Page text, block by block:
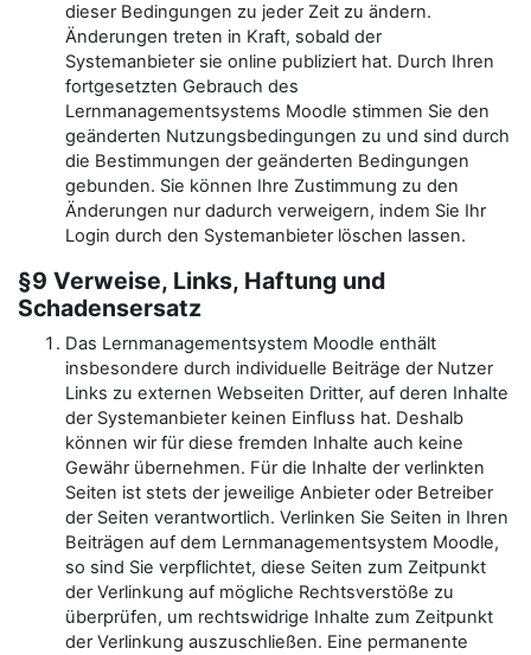
dieser Bedingungen zu jeder Zeit zu ändern.
Änderungen treten in Kraft, sobald der
Systemanbieter sie online publiziert hat. Durch Ihren
fortgesetzten Gebrauch des
Lernmanagementsystems Moodle stimmen Sie den
geänderten Nutzungsbedingungen zu und sind durch
die Bestimmungen der geänderten Bedingungen
gebunden. Sie können Ihre Zustimmung zu den
Änderungen nur dadurch verweigern, indem Sie Ihr
Login durch den Systemanbieter löschen lassen.
§9 Verweise, Links, Haftung und
Schadensersatz
Das Lernmanagementsystem Moodle enthält
insbesondere durch individuelle Beiträge der Nutzer
Links zu externen Webseiten Dritter, auf deren Inhalte
der Systemanbieter keinen Einfluss hat. Deshalb
können wir für diese fremden Inhalte auch keine
Gewähr übernehmen. Für die Inhalte der verlinkten
Seiten ist stets der jeweilige Anbieter oder Betreiber
der Seiten verantwortlich. Verlinken Sie Seiten in Ihren
Beiträgen auf dem Lernmanagementsystem Moodle,
so sind Sie verpflichtet, diese Seiten zum Zeitpunkt
der Verlinkung auf mögliche Rechtsverstöße zu
überprüfen, um rechtswidrige Inhalte zum Zeitpunkt
der Verlinkung auszuschließen. Eine permanente